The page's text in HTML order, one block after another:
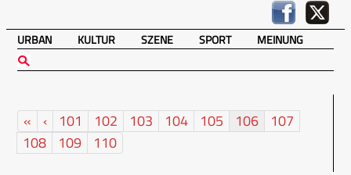
URBAN KULTUR SZENE SPORT MEINUNG
« ‹ 101 102 103 104 105 106
107
108
109 110